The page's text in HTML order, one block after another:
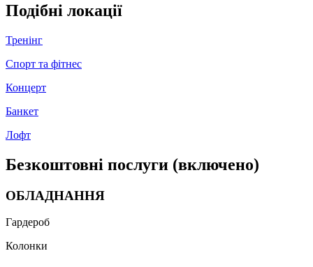
Подібні локації
Тренінг
Спорт та фітнес
Концерт
Банкет
Лофт
Безкоштовні послуги (включено)
ОБЛАДНАННЯ
Гардероб
Колонки